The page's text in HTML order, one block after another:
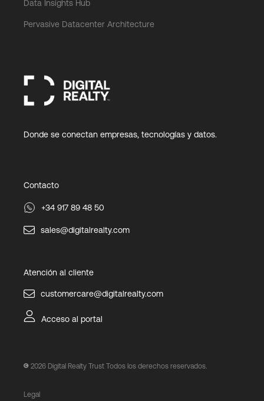
Data Insights Hub
Pervasive Datacenter Architecture
Donde se conectan empresas, tecnologías y datos.
Contacto
+34 917 89 48 50
sales@digitalrealty.com
Atención al cliente
customercare@digitalrealty.com
Acceso al portal
2026 Digital Realty Trust Todos los derechos reservados.
Legal